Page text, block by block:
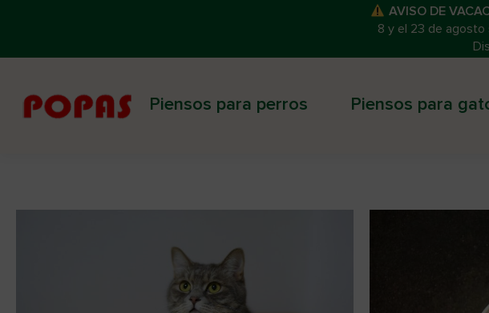
AVISO DE
8 y el 23 de agosto
Piensos para perros Piensos para